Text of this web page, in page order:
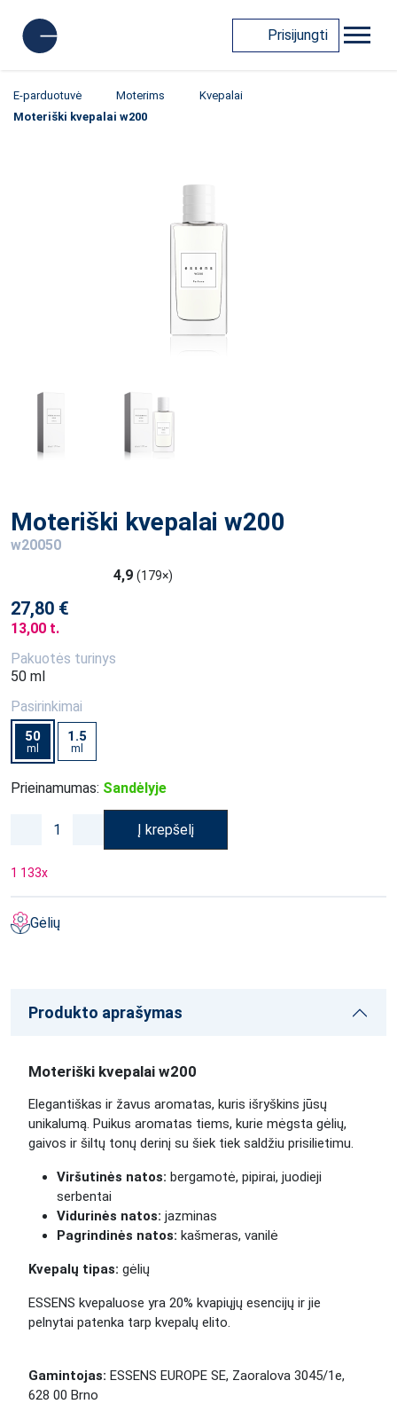
Prisijungti
E-parduotuvė Moterims
Kvepalai
Moteriški kvepalai w200
Moteriški kvepalai w200
w20050
4,9 (179×)
27,80 €
13,00 t.
Pakuotės turinys
50 ml
Pasirinkimai
50
ml
1.5
ml
Prieinamumas: Sandėlyje
Į krepšelį
1 133x
Gėlių
Produkto aprašymas
Moteriški kvepalai w200
Elegantiškas ir žavus aromatas, kuris išryškins jūsų
unikalumą. Puikus aromatas tiems, kurie mėgsta gėlių,
gaivos ir šiltų tonų derinį su šiek tiek saldžiu prisilietimu.
Viršutinės natos: bergamotė, pipirai, juodieji
serbentai
Vidurinės natos: jazminas
Pagrindinės natos: kašmeras, vanilė
Kvepalų tipas: gėlių
ESSENS kvepaluose yra 20% kvapiųjų esencijų ir jie
pelnytai patenka tarp kvepalų elito.
Gamintojas: ESSENS EUROPE SE, Zaoralova 3045/1e,
628 00 Brno